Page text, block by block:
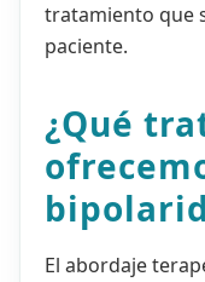
tratamiento que
paciente.
¿Qué
El abordaje